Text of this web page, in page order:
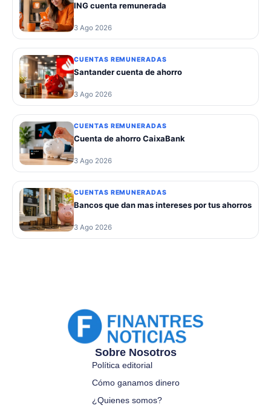
ING cuenta remunerada
3 Ago 2026
CUENTAS REMUNERADAS
Santander cuenta de ahorro
3 Ago 2026
CUENTAS REMUNERADAS
Cuenta de ahorro CaixaBank
3 Ago 2026
CUENTAS REMUNERADAS
Bancos que dan mas intereses por tus ahorros
3 Ago 2026
Sobre Nosotros
Política editorial
Cómo ganamos dinero
¿Quienes somos?